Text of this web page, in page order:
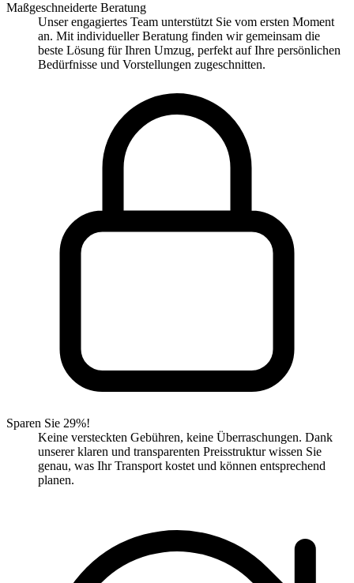
Maßgeschneiderte Beratung
Unser engagiertes Team unterstützt Sie vom ersten Moment
an. Mit individueller Beratung finden wir gemeinsam die
beste Lösung für Ihren Umzug, perfekt auf Ihre persönlichen
Bedürfnisse und Vorstellungen zugeschnitten.
Sparen Sie 29%!
Keine versteckten Gebühren, keine Überraschungen. Dank
unserer klaren und transparenten Preisstruktur wissen Sie
genau, was Ihr Transport kostet und können entsprechend
planen.